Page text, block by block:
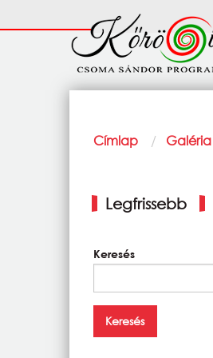
Fő
navigáció
Morzsa
Címlap Galéria
fülek
Legfrissebb
Keresés